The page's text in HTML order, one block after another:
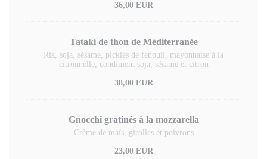
36,00 EUR
Tataki de thon de Méditerranée
Riz, soja, sésame, pickles de fenouil, mayonnaise à la
citronnelle, condiment soja, sésame et citron
38,00 EUR
Gnocchi gratinés à la mozzarella
Crème de maïs, girolles et poivrons
23,00 EUR